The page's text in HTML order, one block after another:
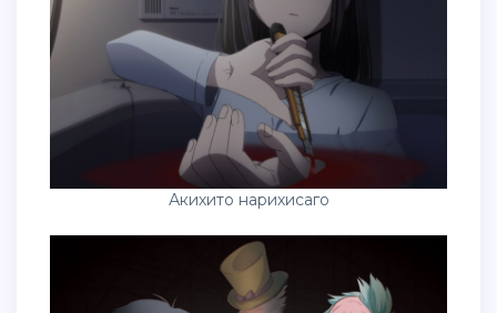
Акихито нарихисаго